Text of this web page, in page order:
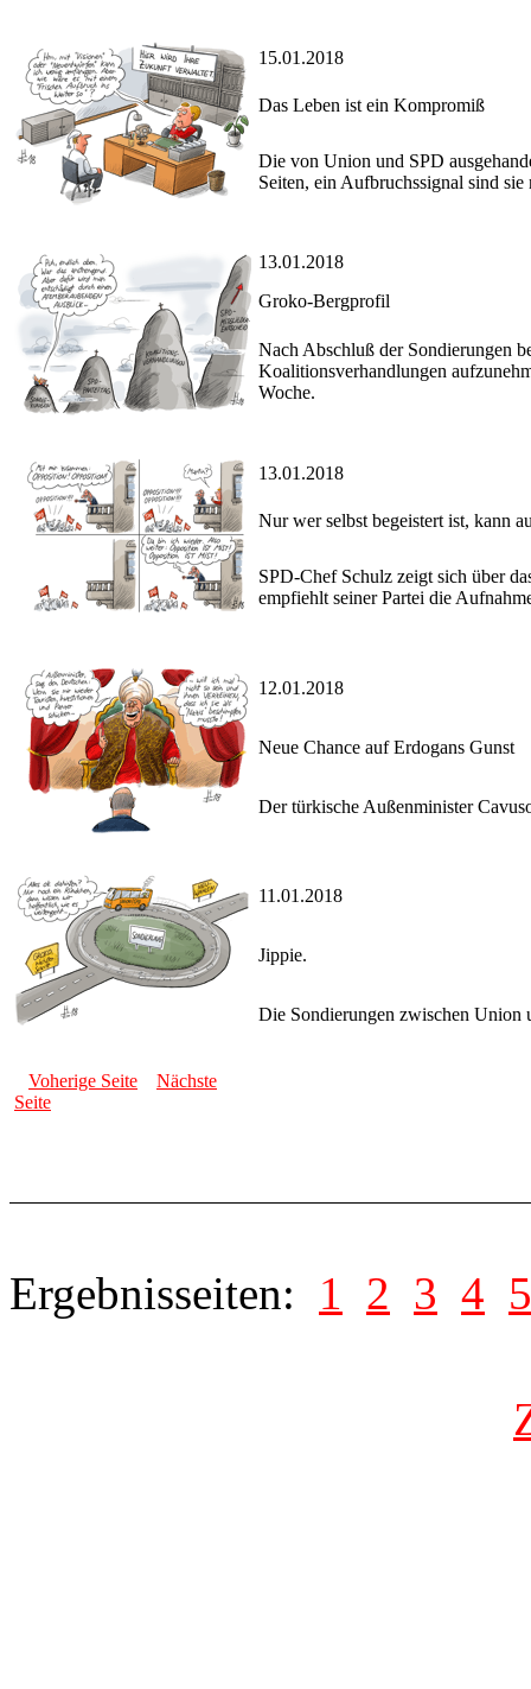
15.01.2018
Das Leben ist ein Kompromiß
Die von Union und SPD
Seiten, ein Aufbruchssignal sind sie
13.01.2018
Groko-Bergprofil
Nach Abschluß der Sondierungen
Koalitionsverhandlungen
Woche.
13.01.2018
Nur wer selbst begeistert ist, kann
SPD-Chef Schulz zeigt sich über
empfiehlt seiner Partei die
12.01.2018
Neue Chance auf Erdogans Gunst
Der türkische Außenminister
11.01.2018
Jippie.
Die Sondierungen zwischen Union
Voherige Seite
Nächste
Seite
Ergebnisseiten: 1 2 3 4 5